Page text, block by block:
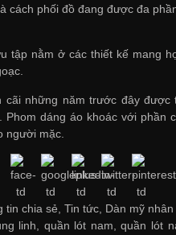
cách phối đồ đang được đa
tập nằm ở các thiết kế mang
cãi những năm trước đây được
Phom dáng áo khoác với phần
người mặc.
tin chia sẻ, Tin tức, Dàn mỹ
linh, quần lót nam, quần lót